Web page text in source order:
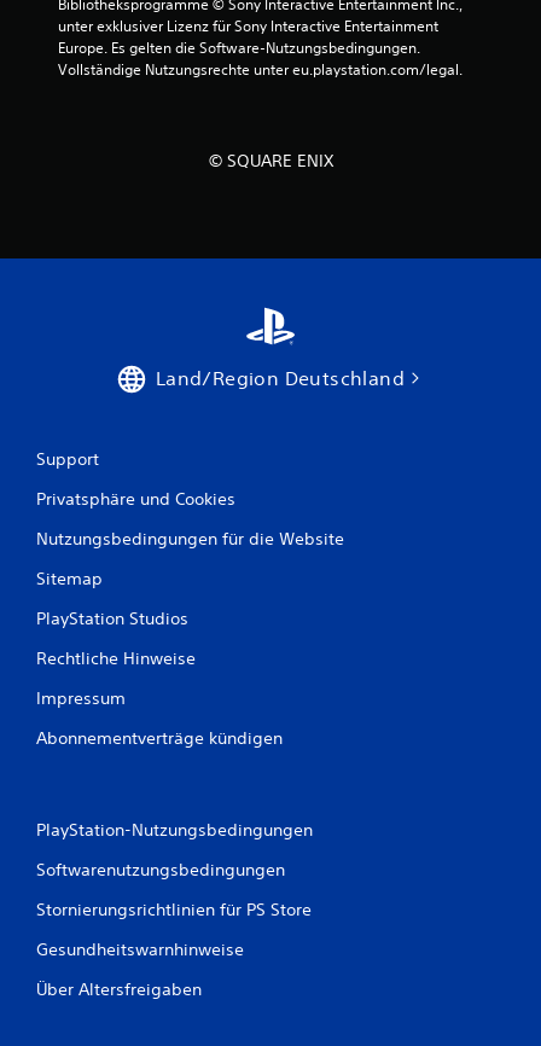
e
n
g
l
t
ü
c
d
r
r
ü
c
h
e
n
z
m
s
e
unter exklusiver Lizenz für Sony Interactive Entertainment
Europe. Es gelten die Software-Nutzungsbedingungen.
Vollständige Nutzungsrechte unter eu.playstation.com/legal.
© SQUARE ENIX
Land/Region Deutschland
Support
Privatsphäre und Cookies
Nutzungsbedingungen für die Website
Sitemap
PlayStation Studios
Rechtliche Hinweise
Impressum
Abonnementverträge kündigen
PlayStation-Nutzungsbedingungen
Softwarenutzungsbedingungen
Stornierungsrichtlinien für PS Store
Gesundheitswarnhinweise
Über Altersfreigaben